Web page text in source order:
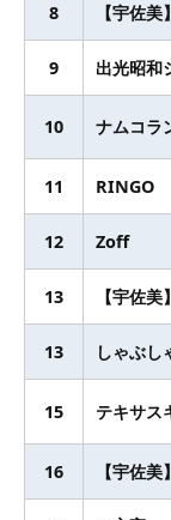
8 【宇佐
9 出光昭和
10 ナムコラ
11 RINGO
12 Zoff
13 【宇佐
13 しゃぶし
15 テキサス
16 【宇佐